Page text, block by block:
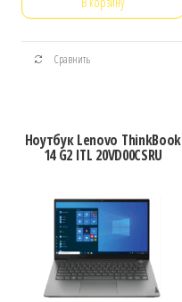
Сравнить
Ноутбук Lenovo ThinkBook
14 G2 ITL 20VD00CSRU